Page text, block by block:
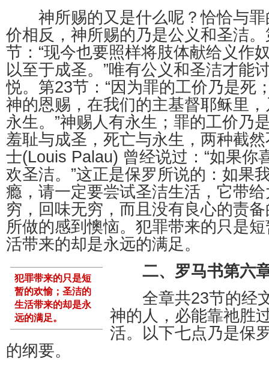
神所赐的又是什么呢？恰恰与罪
价相反，神所赐的乃是公义和圣洁
节：“现今也要照样将肢体献给义作
以至于成圣。”唯有公义和圣洁才能
悦。第23节：“因为罪的工价乃是死
神的恩赐，在我们的主基督耶稣里
永生。”神赐人有永生；罪的工价乃
羞耻与成圣，死亡与永生，两种截
士(Louis Palau) 曾经说过：“如果你
欢圣洁。”这正是保罗所说的：如果
瘾，请一定要尝试圣洁生活，它带
穷，回味无穷，而且没有良心的责
所做的感到懊恼。犯罪带来的只是
活带来的却是永远的满足。
犯罪带来的只是短
暂的欢愉；圣洁的
生活带来的却是永
远的满足。
二、罗马书第六
全章共23节的经文
神的人，必能靠祂胜
活。以下七点乃是保
的纲要。